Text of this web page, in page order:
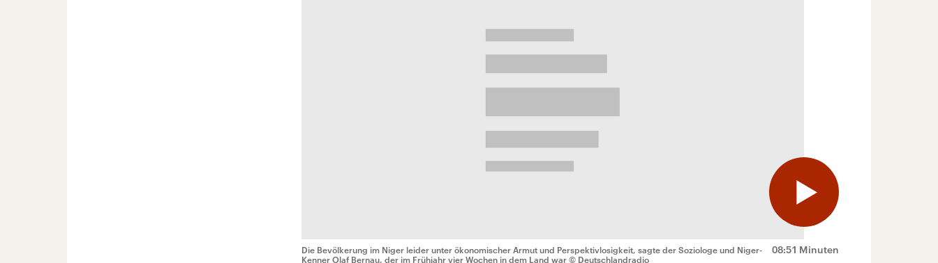
08:51 Minuten
Die Bevölkerung im Niger leider unter ökonomischer Armut und Perspektivlosigkeit, sagte der Soziologe und Niger-
Kenner Olaf Bernau, der im Frühjahr vier Wochen in dem Land war © Deutschlandradio